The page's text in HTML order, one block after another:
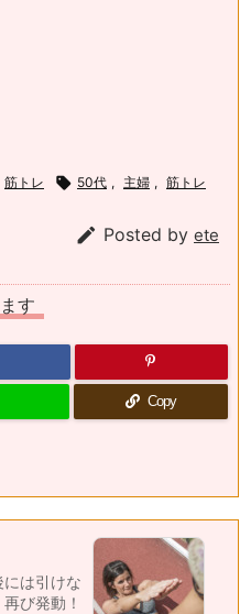
筋トレ  50代 , 主婦 , 筋トレ
 Posted by ete
す
Copy
には引けな
び発動！